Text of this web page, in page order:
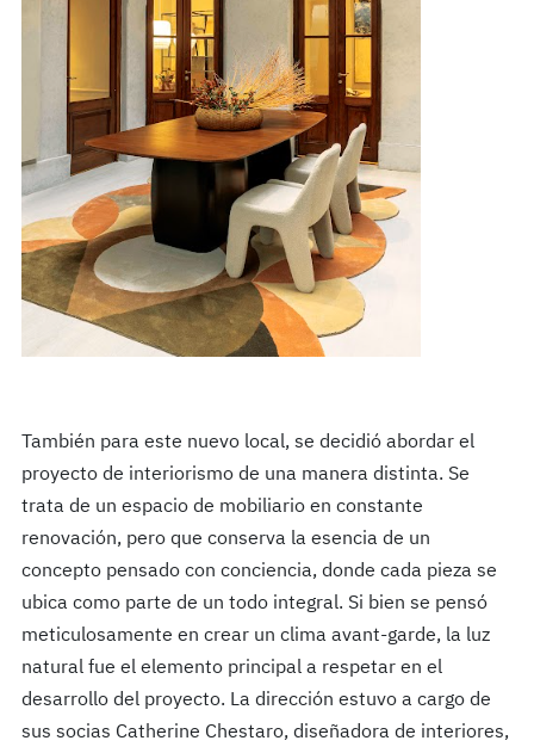
También para este nuevo local, se decidió abordar el
proyecto de interiorismo de una manera distinta. Se
trata de un espacio de mobiliario en constante
renovación, pero que conserva la esencia de un
concepto pensado con conciencia, donde cada pieza se
ubica como parte de un todo integral. Si bien se pensó
meticulosamente en crear un clima avant-garde, la luz
natural fue el elemento principal a respetar en el
desarrollo del proyecto. La dirección estuvo a cargo de
sus socias Catherine Chestaro, diseñadora de interiores,